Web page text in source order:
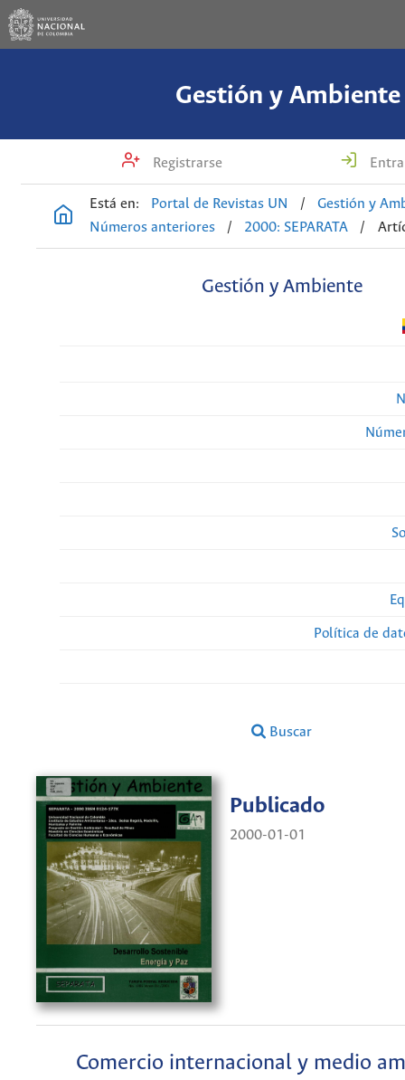
Gestión y Ambiente
Registrarse
Está en: Portal de Revistas UN /
Gestión y
Números anteriores
/ 2000: SEPARATA /
Gestión y Ambiente
Política de
Buscar
Publicado
2000-01-01
Comercio internacional y medio